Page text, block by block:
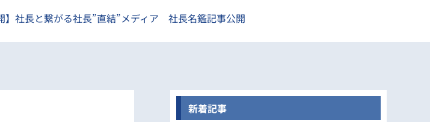
】社長と繋がる社長”直結”メディア 社長名鑑記事公開
新着記事